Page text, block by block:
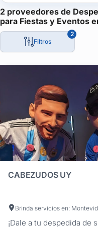
2 proveedores de
para Fiestas y Eventos
Filtros
2
CABEZUDOS UY
Brinda servicios en:
¡Dale a tu despedida de
Shows para despedidas